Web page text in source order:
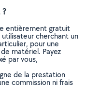
entièrement gratuit
cherchant un
pour une
matériel. Payez
par vous,
de la prestation
commission ni frais